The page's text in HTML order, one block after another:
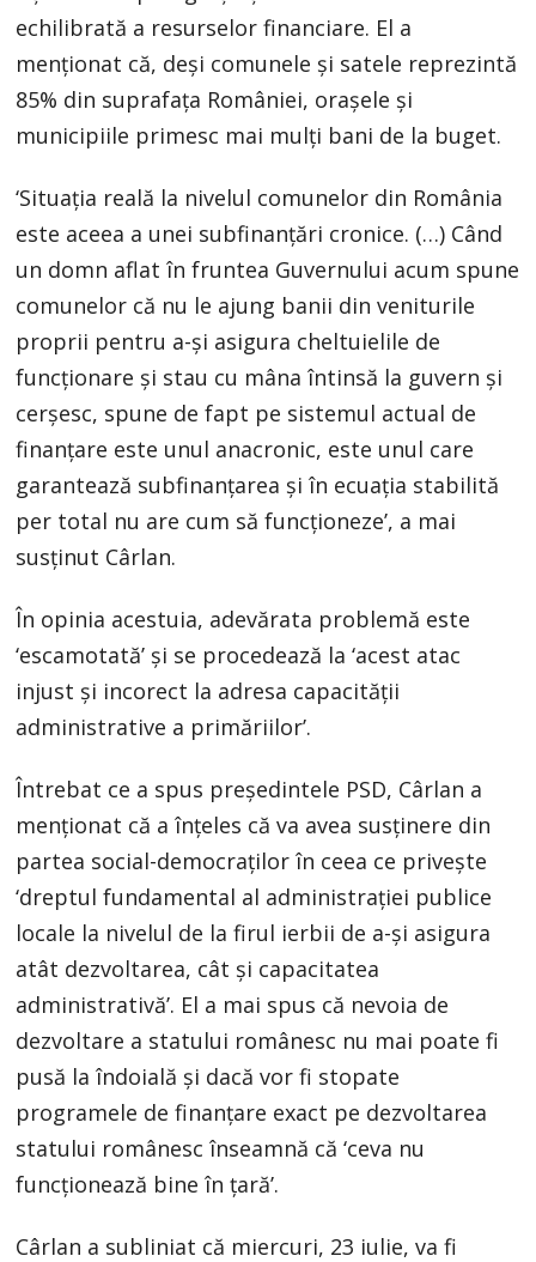
echilibrată a resurselor financiare. El a
menționat că, deși comunele și satele reprezintă
85% din suprafața României, orașele și
municipiile primesc mai mulți bani de la buget.
‘Situația reală la nivelul comunelor din România
este aceea a unei subfinanțări cronice. (…) Când
un domn aflat în fruntea Guvernului acum spune
comunelor că nu le ajung banii din veniturile
proprii pentru a-și asigura cheltuielile de
funcționare și stau cu mâna întinsă la guvern și
cerșesc, spune de fapt pe sistemul actual de
finanțare este unul anacronic, este unul care
garantează subfinanțarea și în ecuația stabilită
per total nu are cum să funcționeze’, a mai
susținut Cârlan.
În opinia acestuia, adevărata problemă este
‘escamotată’ și se procedează la ‘acest atac
injust și incorect la adresa capacității
administrative a primăriilor’.
Întrebat ce a spus președintele PSD, Cârlan a
menționat că a înțeles că va avea susținere din
partea social-democraților în ceea ce privește
‘dreptul fundamental al administrației publice
locale la nivelul de la firul ierbii de a-și asigura
atât dezvoltarea, cât și capacitatea
administrativă’. El a mai spus că nevoia de
dezvoltare a statului românesc nu mai poate fi
pusă la îndoială și dacă vor fi stopate
programele de finanțare exact pe dezvoltarea
statului românesc înseamnă că ‘ceva nu
funcționează bine în țară’.
Cârlan a subliniat că miercuri, 23 iulie, va fi